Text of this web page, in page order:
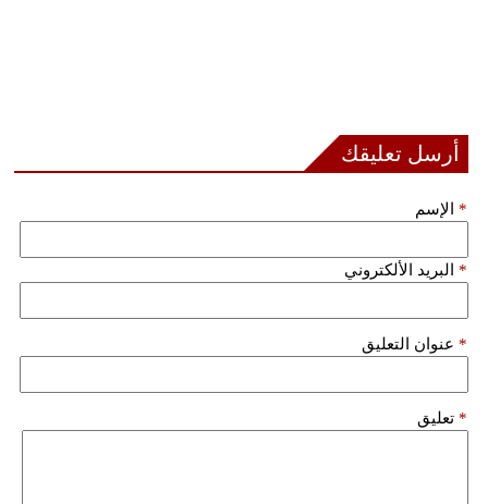
أرسل تعليقك
الإسم *
البريد الألكتروني *
عنوان التعليق *
تعليق *